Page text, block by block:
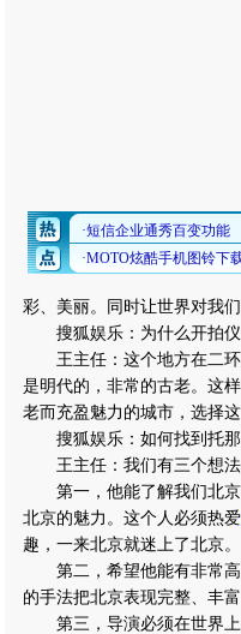
彩、美丽。同时让世界对我
搜狐娱乐：为什么开拍仪
王主任：这个地方在二环
是明代的，非常的古老。这
老而充盈魅力的城市，选择
搜狐娱乐：如何找到托那
王主任：我们有三个想法
第一，他能了解我们北京
北京的魅力。这个人必须热爱
趣，一来北京就迷上了北京。
第二，希望他能有非常高
的手法把北京表现完整、丰富
第三，导演必须在世界上